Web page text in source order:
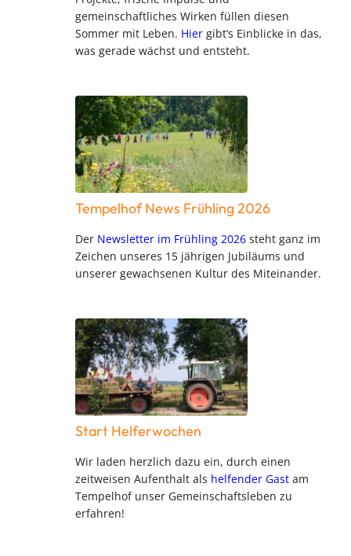
gemeinschaftliches Wirken füllen diesen
Sommer mit Leben. Hier gibt’s Einblicke in das,
was gerade wächst und entsteht.
Tempelhof News Frühling 2026
Der Newsletter im Frühling 2026 steht ganz im
Zeichen unseres 15 jährigen Jubiläums und
unserer gewachsenen Kultur des Miteinander.
Start Helferwochen
Wir laden herzlich dazu ein, durch einen
zeitweisen Aufenthalt als helfender Gast am
Tempelhof unser Gemeinschaftsleben zu
erfahren!